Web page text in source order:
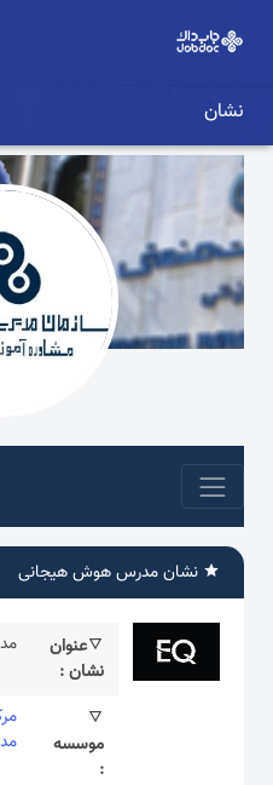
نشان
نشان مدرس هوش هیجانی
عنوان
نشان :
موسسه
: